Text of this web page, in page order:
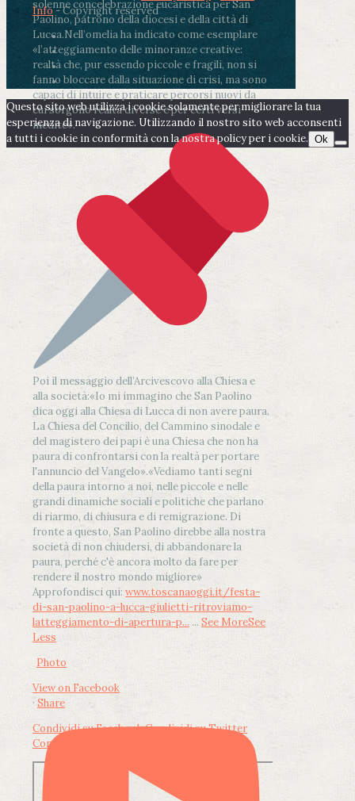
solenne concelebrazione eucaristica per San
Paolino, patrono della diocesi e della città di
Lucca.Nell’omelia ha indicato come esemplare
«l’atteggiamento delle minoranze creative:
realtà che, pur essendo piccole e fragili, non si
fanno bloccare dalla situazione di crisi, ma sono
capaci di intuire e praticare percorsi nuovi da
cui sorgono realtà diverse e per certi versi
inedite».
Poi il messaggio dell’Arcivescovo alla Chiesa e
alla società:«Io mi immagino che San Paolino
dica oggi alla Chiesa di Lucca di non avere paura.
La Chiesa del Concilio, del Cammino sinodale e
del magistero dei papi è una Chiesa che non ha
paura di confrontarsi con la realtà per portare
l'annuncio del Vangelo».«Vediamo tanti segni
della paura intorno a noi, nelle piccole e nelle
grandi dinamiche sociali e politiche che parlano
di riarmo, di chiusura e di remigrazione. Di
fronte a questo, San Paolino direbbe alla nostra
società di non chiudersi, di abbandonare la
paura, perché c'è ancora molto da fare per
rendere il nostro mondo migliore»
Approfondisci qui: www.toscanaoggi.it/festa-
di-san-paolino-a-lucca-giulietti-ritroviamo-
latteggiamento-di-apertura-p... ... See MoreSee
Less
Photo
View on Facebook
· Share
Condividi su FacebookCondividi su Twitter
Condividi su LinkedIn
Info- Copyright reserved
Questo sito web utilizza i cookie solamente per migliorare la tua
esperienza di navigazione. Utilizzando il nostro sito web acconsenti
a tutti i cookie in conformità con la nostra policy per i cookie. Ok